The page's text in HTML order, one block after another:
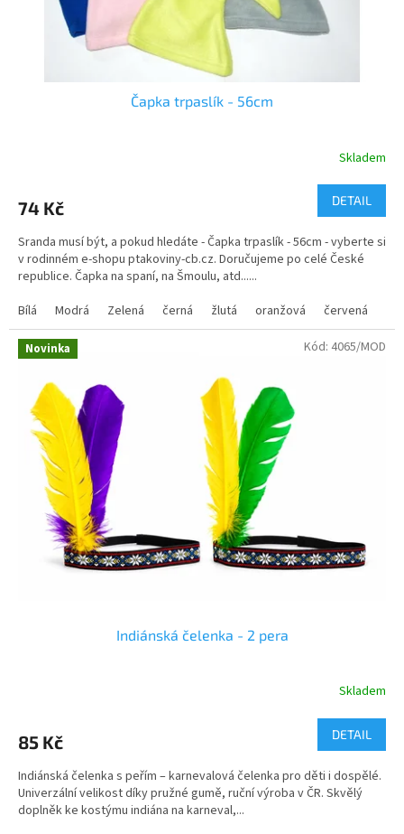
Čapka trpaslík - 56cm
je
z
5
hvězdiček.
Skladem
74 Kč DETAIL
Sranda musí být, a pokud hledáte - Čapka trpaslík - 56cm - vyberte si
v rodinném e-shopu ptakoviny-cb.cz. Doručujeme po celé České
republice. Čapka na spaní, na Šmoulu, atd......
Bílá
Modrá Zelená černá žlutá oranžová červená
Novinka
Indiánská čelenka - 2 pera
Skladem
85 Kč DETAIL
Indiánská čelenka s peřím – karnevalová čelenka pro děti i dospělé.
Univerzální velikost díky pružné gumě, ruční výroba v ČR. Skvělý
doplněk ke kostýmu indiána na karneval,...
Kód: 4065/MOD